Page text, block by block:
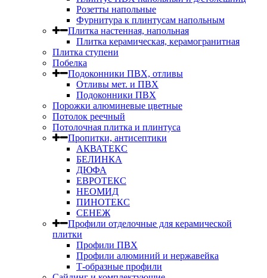
Розетты напольные
Фурнитура к плинтусам напольным
Плитка настенная, напольная
Плитка керамическая, керамогранитная
Плитка ступени
Побелка
Подоконники ПВХ, отливы
Отливы мет. и ПВХ
Подоконники ПВХ
Порожки алюминевые цветные
Потолок реечный
Потолочная плитка и плинтуса
Пропитки, антисептики
АКВАТЕКС
БЕЛИНКА
ДЮФА
ЕВРОТЕКС
НЕОМИД
ПИНОТЕКС
СЕНЕЖ
Профили отделочные для керамической
плитки
Профили ПВХ
Профили алюминий и нержавейка
Т-образные профили